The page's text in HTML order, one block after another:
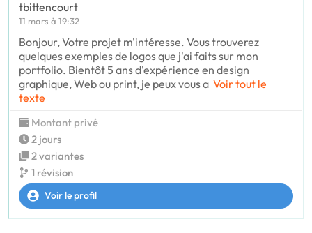
tbittencourt
11 mars à 19:32
Bonjour, Votre projet m'intéresse. Vous trouverez
quelques exemples de logos que j'ai faits sur mon
portfolio. Bientôt 5 ans d'expérience en design
graphique, Web ou print, je peux vous a Voir tout le
texte
Montant privé
2 jours
2 variantes
1 révision
Voir le profil